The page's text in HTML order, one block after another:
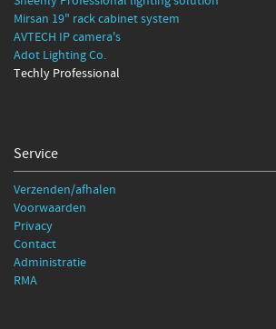
Mirsan 19" rack cabinet system
AVTECH IP camera's
Adot Lighting Co.
Techly Professional
Service
Verzenden/afhalen
Voorwaarden
Privacy
Contact
Administratie
RMA